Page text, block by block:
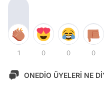
1 0 0 0
ONEDİO ÜYELERİ NE